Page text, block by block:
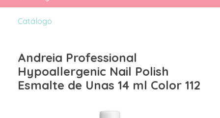
Catálogo
Andreia Professional
Hypoallergenic Nail Polish
Esmalte de Unas 14 ml Color 112